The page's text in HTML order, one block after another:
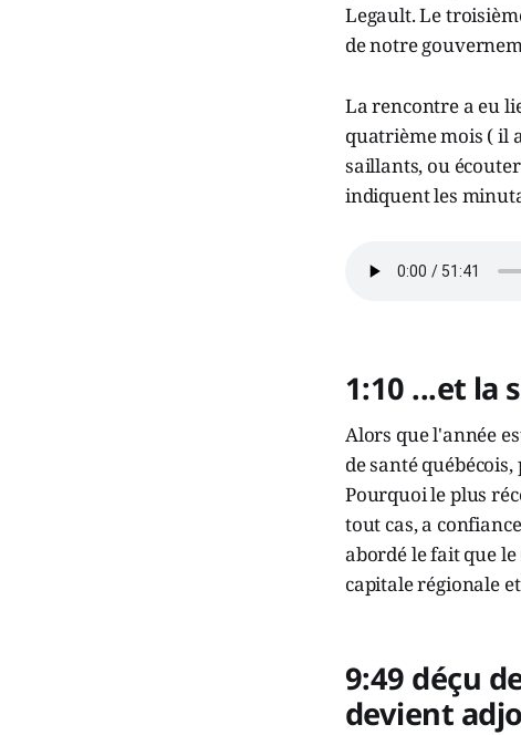
Legault. Le
de notre
La rencontre a eu
quatrième mois ( il
saillants, ou
indiquent les
1:10 ...et la
Alors que l'année
de santé
Pourquoi le plus
tout cas, a
abordé le fait que le
capitale régionale
9:49 déçu
devient